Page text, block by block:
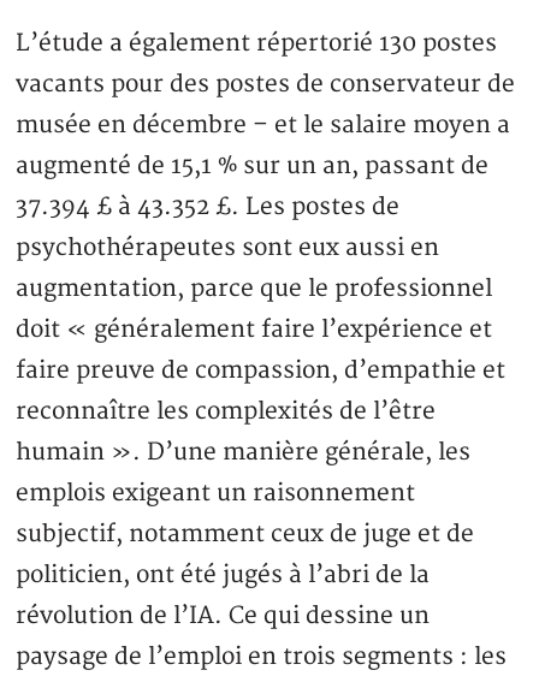
L’étude a également répertorié 130 postes
vacants pour des postes de conservateur de
musée en décembre – et le salaire moyen a
augmenté de 15,1 % sur un an, passant de
37.394 £ à 43.352 £. Les postes de
psychothérapeutes sont eux aussi en
augmentation, parce que le professionnel
doit « généralement faire l’expérience et
faire preuve de compassion, d’empathie et
reconnaître les complexités de l’être
humain ». D’une manière générale, les
emplois exigeant un raisonnement
subjectif, notamment ceux de juge et de
politicien, ont été jugés à l’abri de la
révolution de l’IA. Ce qui dessine un
paysage de l’emploi en trois segments : les